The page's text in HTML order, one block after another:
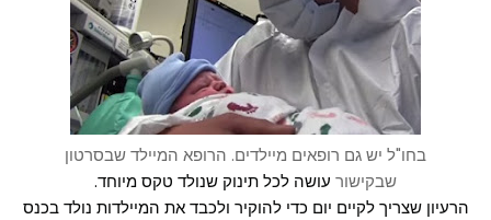
בחו"ל יש גם רופאים מיילדים. הרופא המיילד שבסרטון
שבקישור עושה לכל תינוק שנולד טקס מיוחד.
הרעיון שצריך לקיים יום כדי להוקיר ולכבד את המיילדות נולד בכנס